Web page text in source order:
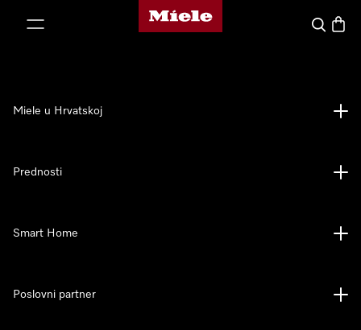
Miele početna stranica
Pretraga
Miele u Hrvatskoj
Prednosti
Smart Home
Poslovni partner